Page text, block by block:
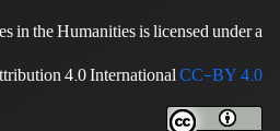
in the Humanities is licensed under a
4.0 InternationalCC-BY 4.0